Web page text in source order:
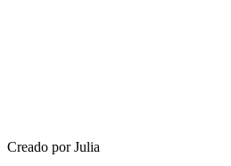
Creado por Julia